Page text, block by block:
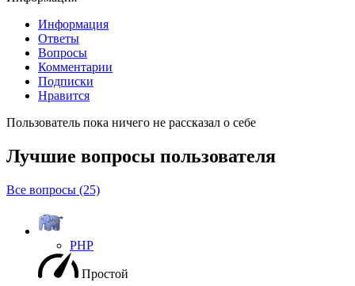
Информация
Ответы
Вопросы
Комментарии
Подписки
Нравится
Пользователь пока ничего не рассказал о себе
Лучшие вопросы пользователя
Все вопросы (25)
PHP
Простой